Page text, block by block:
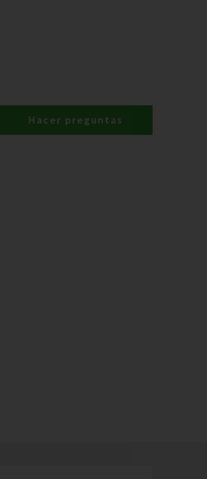
Hacer preguntas